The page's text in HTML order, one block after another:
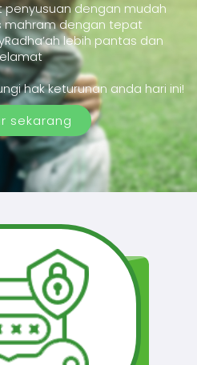
penyusuan dengan mudah
mahram dengan tepat
lebih pantas dan
hak keturunan anda hari ini!
sekarang